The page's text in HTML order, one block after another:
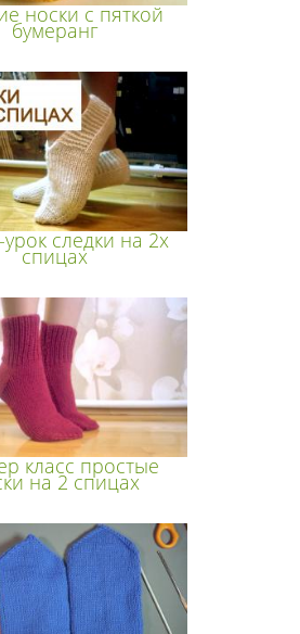
носки с пяткой
бумеранг
следки на 2х
спицах
класс простые
на 2 спицах